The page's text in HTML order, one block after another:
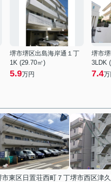
堺市堺区出島海岸通１丁
1K (29.70㎡)
5.9万円
堺市
3LDK
7.4万
市東区日置荘西町７丁堺市西区津